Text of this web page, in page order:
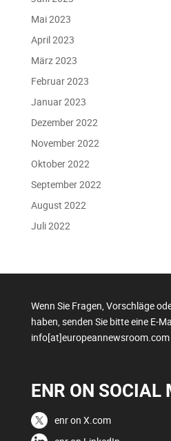
Mai 2023
April 2023
März 2023
Februar 2023
Januar 2023
Dezember 2022
November 2022
Oktober 2022
September 2022
August 2022
Juli 2022
Wenn Sie Fragen, Vorschläge
haben, senden Sie bitte eine E-
info[at]europeannewsroom.com
ENR ON SOCIAL
enr on X.com